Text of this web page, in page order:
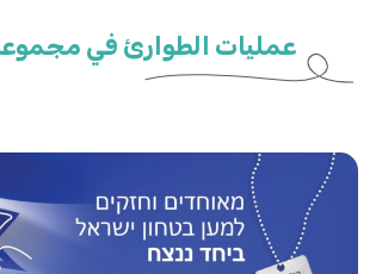
عمليات الطوارئ في